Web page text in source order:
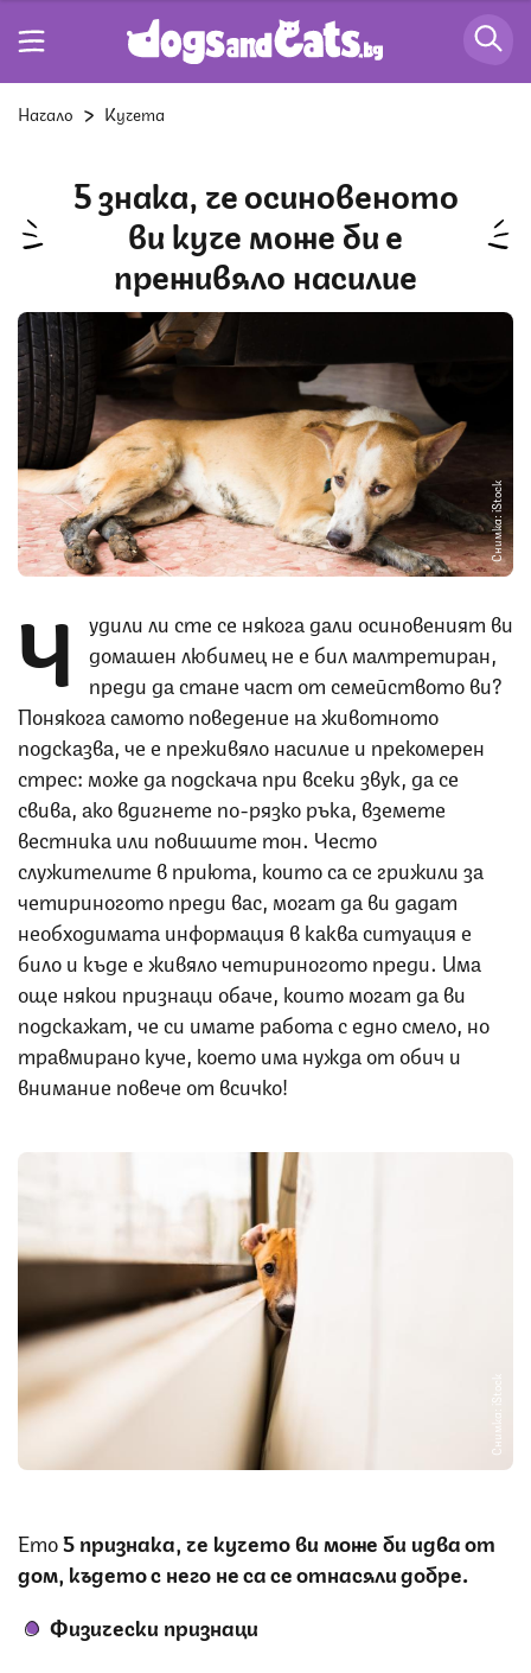
Начало Кучета
5 знака, че осиновеното
ви куче може би е
преживяло насилие
Снимка: iStock
Ч
удили ли сте се някога дали осиновеният ви
домашен любимец не е бил малтретиран,
преди да стане част от семейството ви?
Понякога самото поведение на животното
подсказва, че е преживяло насилие и прекомерен
стрес: може да подскача при всеки звук, да се
свива, ако вдигнете по-рязко ръка, вземете
вестника или повишите тон. Често
служителите в приюта, които са се грижили за
четириногото преди вас, могат да ви дадат
необходимата информация в каква ситуация е
било и къде е живяло четириногото преди. Има
още някои признаци обаче, които могат да ви
подскажат, че си имате работа с едно смело, но
травмирано куче, което има нужда от обич и
внимание повече от всичко!
Снимка: iStock
Ето5 признака, че кучето ви може би идва от
дом, където с него не са се отнасяли добре.
Физически признаци